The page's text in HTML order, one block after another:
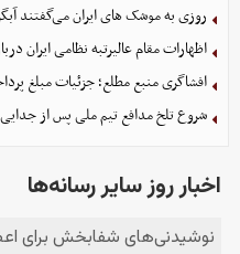
روزی به موشک‌ های ایران می‌گفتند
اظهارات مقام عالیرتبه نظامی ایران
افشاگری منبع مطلع؛ جزئیات مبلغ
شروع تلخ مدافع تیم ملی پس از